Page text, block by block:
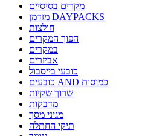
מקרים בסיסיים
מזדמן DAYPACKS
חולצות
הפוך המקרים
במקרים
אביזרים
כובעי בייסבול
כובעים AND כמוסות
שרוך שקיות
מדבקות
מגיני מסך
תיקי החתלה